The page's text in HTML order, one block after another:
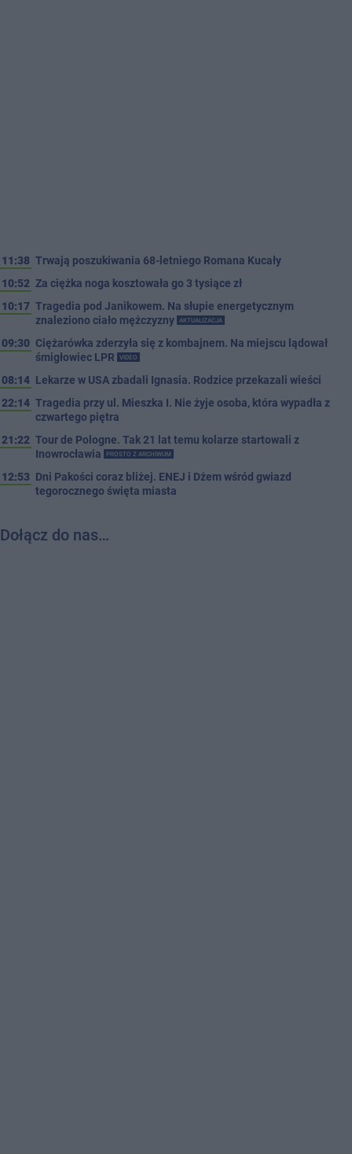
11:38 Trwają poszukiwania 68-letniego Romana Kucały
10:52 Za ciężka noga kosztowała go 3 tysiące zł
10:17 Tragedia pod Janikowem. Na słupie energetycznym
znaleziono ciało mężczyzny
AKTUALIZACJA
09:30 Ciężarówka zderzyła się z kombajnem. Na miejscu lądował
śmigłowiec LPR
VIDEO
08:14 Lekarze w USA zbadali Ignasia. Rodzice przekazali wieści
22:14 Tragedia przy ul. Mieszka I. Nie żyje osoba, która wypadła z
czwartego piętra
21:22 Tour de Pologne. Tak 21 lat temu kolarze startowali z
Inowrocławia
PROSTO Z ARCHIWUM
12:53 Dni Pakości coraz bliżej. ENEJ i Dżem wśród gwiazd
tegorocznego święta miasta
Dołącz do nas…